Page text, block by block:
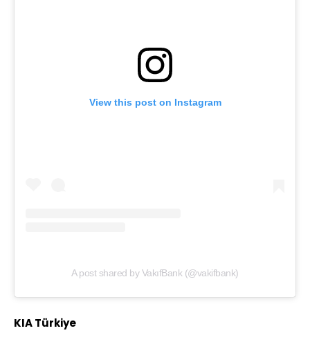
View this post on Instagram
A post shared by VakıfBank (@vakifbank)
KIA Türkiye